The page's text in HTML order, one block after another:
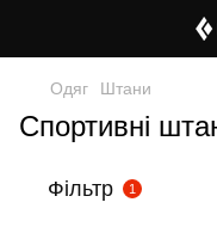
Одяг Штани
Спортивні
Фільтр 1